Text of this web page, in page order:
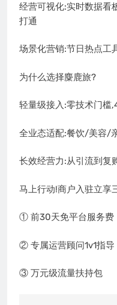
经营可视化:实时数据看
打通
场景化营销:节日热点工
为什么选择麋鹿旅?
轻量级接入:零技术门槛
全业态适配:餐饮/美容/
长效经营力:从引流到复
马上行动!商户入驻立享
① 前30天免平台服务费
② 专属运营顾问1v1指导
③ 万元级流量扶持包